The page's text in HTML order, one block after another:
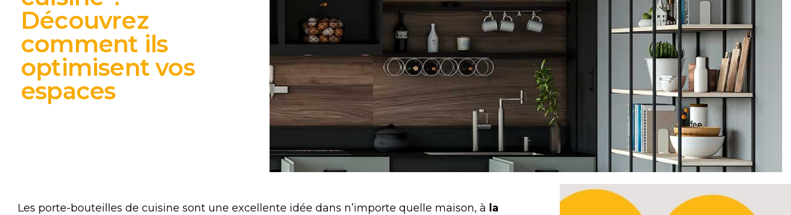
Découvrez
comment ils
optimisent vos
espaces
Les porte-bouteilles de cuisine sont une excellente idée dans n’importe quelle maison, à la